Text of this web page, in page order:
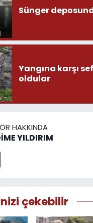
Sünger
Yangına karşı
oldular
HAKKINDA
YILDIRIM
çekebilir